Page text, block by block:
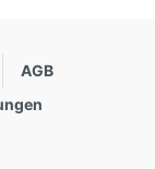
AGB